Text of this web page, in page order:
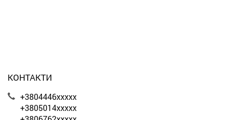
КОНТАКТИ
+3804446xxxxx
+3805014xxxxx